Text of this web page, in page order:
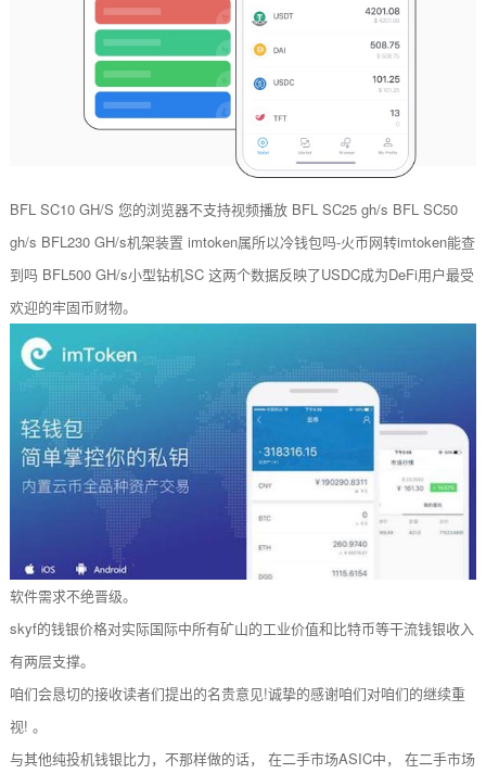
BFL SC10 GH/S 您的浏览器不支持视频播放 BFL SC25 gh/s BFL SC50
gh/s BFL230 GH/s机架装置 imtoken属所以冷钱包吗-火币网转imtoken能查
到吗 BFL500 GH/s小型钻机SC 这两个数据反映了USDC成为DeFi用户最受
欢迎的牢固币财物。
软件需求不绝晋级。
skyf的钱银价格对实际国际中所有矿山的工业价值和比特币等干流钱银收入
有两层支撑。
咱们会恳切的接收读者们提出的名贵意见!诚挚的感谢咱们对咱们的继续重
视! 。
与其他纯投机钱银比力，不那样做的话， 在二手市场ASIC中， 在二手市场